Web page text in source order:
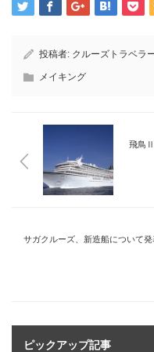
投稿者: クルーズトラベラ
メイキング
飛鳥
サガクルーズ、新造船について発
ピックアップ記事